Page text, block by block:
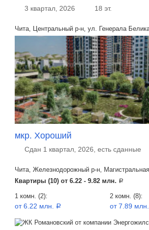
3 квартал, 2026 18 эт.
Чита, Центральный р-н, ул. Генерала
мкр. Хороший
Сдан 1 квартал, 2026, есть сданные
Чита, Железнодорожный р-н,
Квартиры (10) от 6.22 - 9.82 млн. a
1 комн. (2):
от 6.22 млн. a
2 комн. (8):
от 7.89 млн.